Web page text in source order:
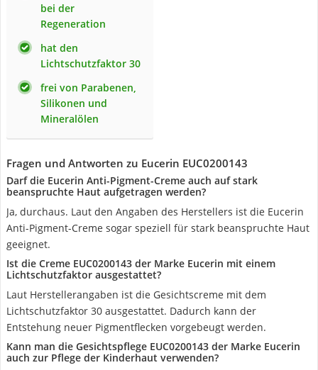
bei der
Regeneration
hat den
Lichtschutzfaktor 30
frei von Parabenen,
Silikonen und
Mineralölen
Fragen und Antworten zu Eucerin EUC0200143
Darf die Eucerin Anti-Pigment-Creme auch auf stark
beanspruchte Haut aufgetragen werden?
Ja, durchaus. Laut den Angaben des Herstellers ist die Eucerin
Anti-Pigment-Creme sogar speziell für stark beanspruchte Haut
geeignet.
Ist die Creme EUC0200143 der Marke Eucerin mit einem
Lichtschutzfaktor ausgestattet?
Laut Herstellerangaben ist die Gesichtscreme mit dem
Lichtschutzfaktor 30 ausgestattet. Dadurch kann der
Entstehung neuer Pigmentflecken vorgebeugt werden.
Kann man die Gesichtspflege EUC0200143 der Marke Eucerin
auch zur Pflege der Kinderhaut verwenden?